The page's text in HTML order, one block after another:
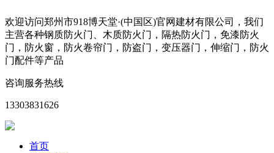
欢迎访问郑州市918博天堂·(中国区)官网建材有限公司，我们
主营各种钢质防火门、木质防火门，隔热防火门，免漆防火
门，防火窗，防火卷帘门，防盗门，变压器门，伸缩门，防火
门配件等产品
咨询服务热线
13303831626
首页